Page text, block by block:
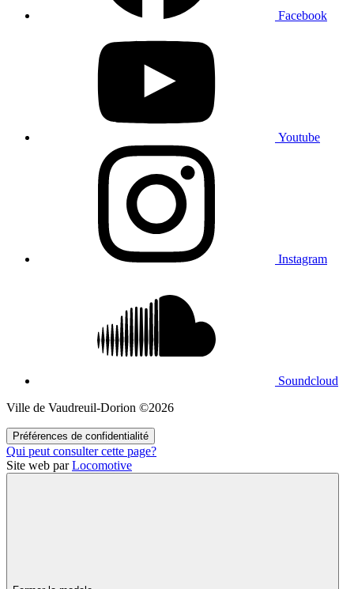
Facebook
Youtube
Instagram
Soundcloud
Ville de Vaudreuil‑Dorion ©2026
Préférences de confidentialité
Qui peut consulter cette page?
Site web parLocomotive